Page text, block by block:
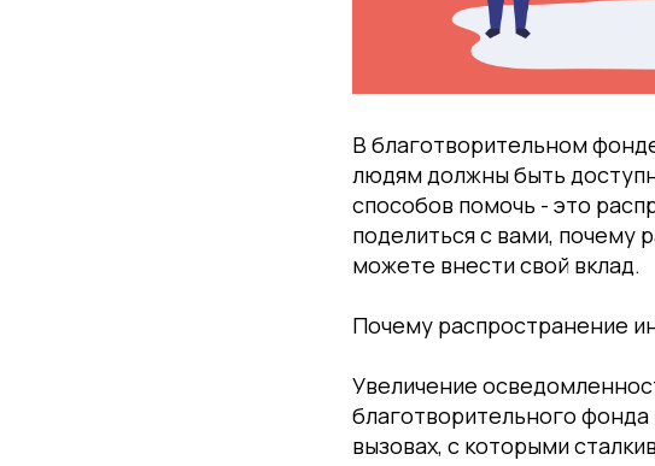
В благотворительном
людям должны быть
способов помочь - это
поделиться с вами, почему
можете внести свой вклад.
Почему распространение
Увеличение
благотворительного
вызовах, с которыми